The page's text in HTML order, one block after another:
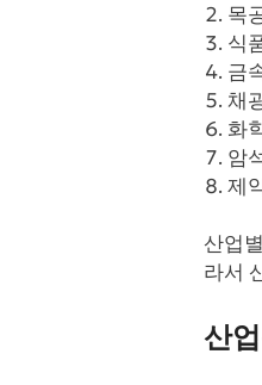
목
식
금
채
화
암
제
산업
라서
산